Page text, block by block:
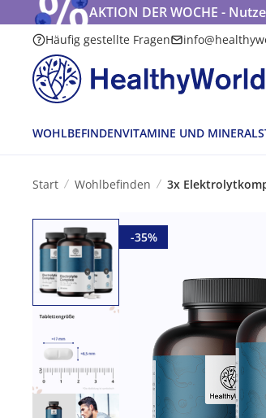
AKTION DER WOCHE -
Häufig gestellte Fragen
WOHLBEFINDENVITAMINE UND
Start Wohlbefinden 3x
-35%